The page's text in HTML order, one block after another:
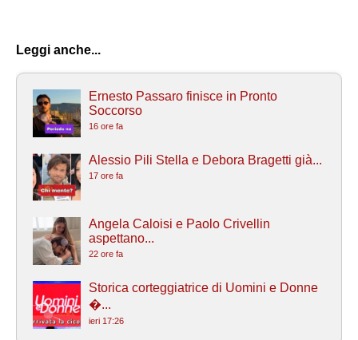
Leggi anche...
Ernesto Passaro finisce in Pronto
Soccorso
16 ore fa
Alessio Pili Stella e Debora Bragetti già...
17 ore fa
Angela Caloisi e Paolo Crivellin
aspettano...
22 ore fa
Storica corteggiatrice di Uomini e Donne
�...
ieri 17:26